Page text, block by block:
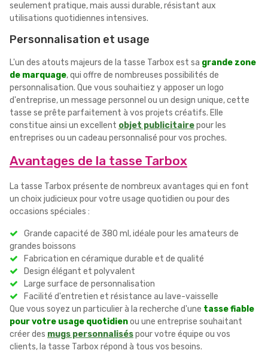
seulement pratique, mais aussi durable, résistant aux
utilisations quotidiennes intensives.
Personnalisation et usage
L'un des atouts majeurs de la tasse Tarbox est sa grande zone
de marquage, qui offre de nombreuses possibilités de
personnalisation. Que vous souhaitiez y apposer un logo
d'entreprise, un message personnel ou un design unique, cette
tasse se prête parfaitement à vos projets créatifs. Elle
constitue ainsi un excellent objet publicitairepour les
entreprises ou un cadeau personnalisé pour vos proches.
Avantages de la tasse Tarbox
La tasse Tarbox présente de nombreux avantages qui en font
un choix judicieux pour votre usage quotidien ou pour des
occasions spéciales :
Grande capacité de 380 ml, idéale pour les amateurs de
grandes boissons
Fabrication en céramique durable et de qualité
Design élégant et polyvalent
Large surface de personnalisation
Facilité d'entretien et résistance au lave-vaisselle
Que vous soyez un particulier à la recherche d'une tasse fiable
pour votre usage quotidienou une entreprise souhaitant
créer des mugs personnaliséspour votre équipe ou vos
clients, la tasse Tarbox répond à tous vos besoins.